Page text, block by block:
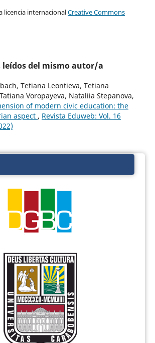
licencia internacionalCreative Commons
del mismo autor/a
Tetiana Leontieva, Tetiana
Voropayeva, Nataliia Stepanova,
of modern civic education: the
aspect , Revista Eduweb: Vol. 16